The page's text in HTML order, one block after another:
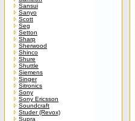
Sansui
Sanyo
Scott
Seg
Setton
Sharp
Sherwood
Shinco
Shure
Shuttle
Siemens
Singer
Sitronics
Sony
Sony Ericsson
Soundcraft
Studer (Revox)
Supra